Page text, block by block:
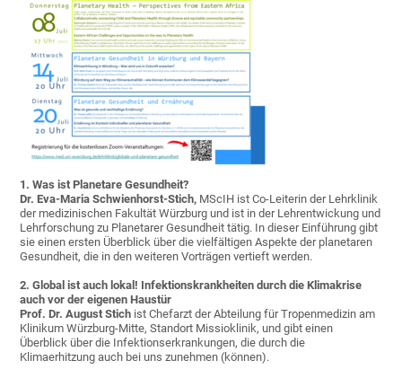
1. Was ist Planetare Gesundheit?
Dr. Eva-Maria Schwienhorst-Stich, MScIH ist Co-Leiterin der Lehrklinik
der medizinischen Fakultät Würzburg und ist in der Lehrentwickung und
Lehrforschung zu Planetarer Gesundheit tätig. In dieser Einführung gibt
sie einen ersten Überblick über die vielfältigen Aspekte der planetaren
Gesundheit, die in den weiteren Vorträgen vertieft werden.
2. Global ist auch lokal! Infektionskrankheiten durch die Klimakrise
auch vor der eigenen Haustür
Prof. Dr. August Stich ist Chefarzt der Abteilung für Tropenmedizin am
Klinikum Würzburg-Mitte, Standort Missioklinik, und gibt einen
Überblick über die Infektionserkrankungen, die durch die
Klimaerhitzung auch bei uns zunehmen (können).